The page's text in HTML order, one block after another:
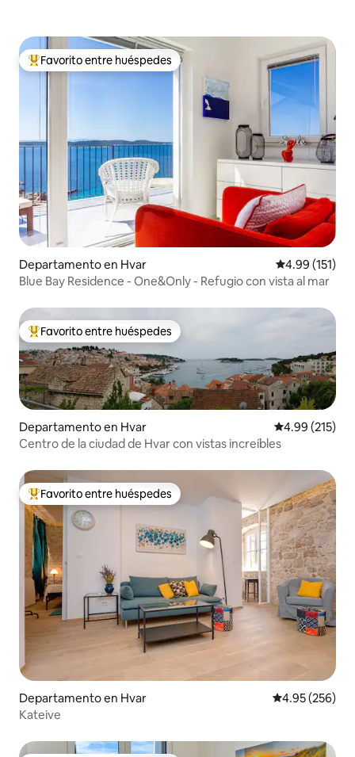
De los mejores en Favorito entre huéspedes
Favorito entre huéspedes
Departamento en Hvar Calificación
4.99 (151)
Blue Bay Residence - One&Only - Refugio con vista al mar
De los mejores en Favorito entre huéspedes
Favorito entre huéspedes
Departamento en Hvar Calificación
4.99 (215)
Centro de la ciudad de Hvar con vistas increíbles
De los mejores en Favorito entre huéspedes
Favorito entre huéspedes
Departamento en Hvar Calificación
4.95 (256)
Kateive